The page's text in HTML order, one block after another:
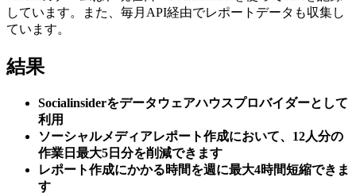
しています。また、毎月API経由でレポートデータも収集し
ています。
結果
Socialinsiderをデータウェアハウスプロバイダーとして
利用
ソーシャルメディアレポート作成において、12人分の
作業日最大5日分を削減できます
レポート作成にかかる時間を週に最大4時間短縮できま
す